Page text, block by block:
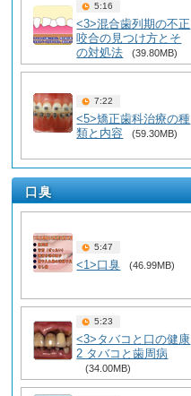
5:16
<3>混合歯列期の不正
咬合の見つけ方とそ
の対処法
(39.80MB)
7:22
<5>矯正歯科治療の種
類と内容
(59.30MB)
口臭
5:47
<1>口臭 (46.99MB)
5:23
<3>タバコと口の健康
2 タバコと歯周病
(34.00MB)